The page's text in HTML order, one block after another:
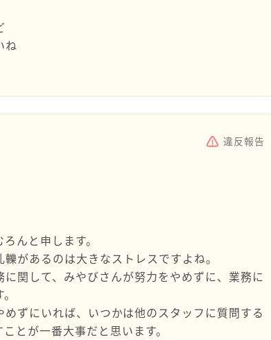
ね
違反報告
んと申します。
があるのは大きなストレスですよね。
関して、みやびさんが努力をやめずに、業務に
ずにいれば、いつかは他のスタッフに質問する
とが一番大事だと思います。